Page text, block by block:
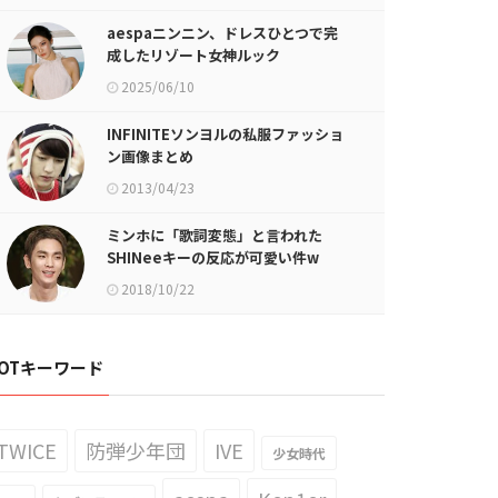
aespaニンニン、ドレスひとつで完
成したリゾート女神ルック
2025/06/10
INFINITEソンヨルの私服ファッショ
ン画像まとめ
2013/04/23
ミンホに「歌詞変態」と言われた
SHINeeキーの反応が可愛い件w
2018/10/22
キーワード
防弾少年団 IVE 少女時代